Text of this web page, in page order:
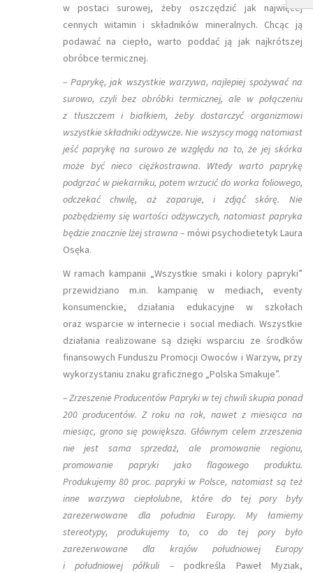
w postaci surowej, żeby oszczędzić jak najwięcej
cennych witamin i składników mineralnych. Chcąc ją
podawać na ciepło, warto poddać ją jak najkrótszej
obróbce termicznej.
– Paprykę, jak wszystkie warzywa, najlepiej spożywać na
surowo, czyli bez obróbki termicznej, ale w połączeniu
z tłuszczem i białkiem, żeby dostarczyć organizmowi
wszystkie składniki odżywcze. Nie wszyscy mogą natomiast
jeść paprykę na surowo ze względu na to, że jej skórka
może być nieco ciężkostrawna. Wtedy warto paprykę
podgrzać w piekarniku, potem wrzucić do worka foliowego,
odczekać chwilę, aż zaparuje, i zdjąć skórę. Nie
pozbędziemy się wartości odżywczych, natomiast papryka
będzie znacznie lżej strawna – mówi psychodietetyk Laura
Osęka.
W ramach kampanii „Wszystkie smaki i kolory papryki”
przewidziano m.in. kampanię w mediach, eventy
konsumenckie, działania edukacyjne w szkołach
oraz wsparcie w internecie i social mediach. Wszystkie
działania realizowane są dzięki wsparciu ze środków
finansowych Funduszu Promocji Owoców i Warzyw, przy
wykorzystaniu znaku graficznego „Polska Smakuje”.
– Zrzeszenie Producentów Papryki w tej chwili skupia ponad
200 producentów. Z roku na rok, nawet z miesiąca na
miesiąc, grono się powiększa. Głównym celem zrzeszenia
nie jest sama sprzedaż, ale promowanie regionu,
promowanie papryki jako flagowego produktu.
Produkujemy 80 proc. papryki w Polsce, natomiast są też
inne warzywa ciepłolubne, które do tej pory były
zarezerwowane dla południa Europy. My łamiemy
stereotypy, produkujemy to, co do tej pory było
zarezerwowane dla krajów południowej Europy
i południowej półkuli –podkreśla Paweł Myziak,